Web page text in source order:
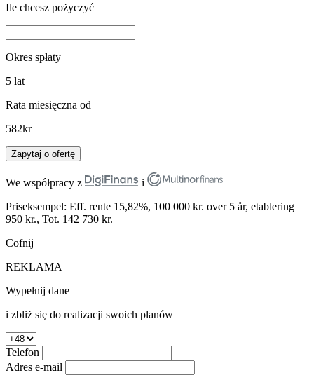
Ile chcesz pożyczyć
Okres spłaty
5 lat
Rata miesięczna od
582kr
Zapytaj o ofertę
We współpracy z
i
Priseksempel: Eff. rente 15,82%, 100 000 kr. over 5 år, etablering
950 kr., Tot. 142 730 kr.
Cofnij
REKLAMA
Wypełnij dane
i zbliż się do realizacji swoich planów
Telefon
Adres e-mail